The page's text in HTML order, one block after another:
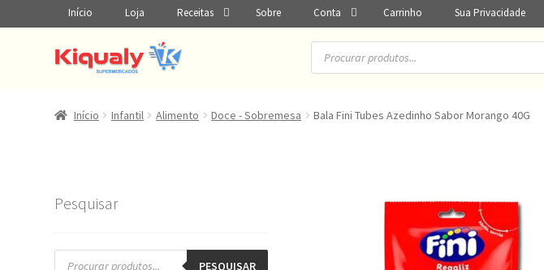
Início Loja Receitas Sobre Conta Carrinho Sua Privacidade
Pesquisar
produtos
Início Infantil Alimento Doce - Sobremesa Bala Fini Tubes Azedinho Sabor Morango 40G
Pesquisar
Pesquisar
produtos PESQUISAR